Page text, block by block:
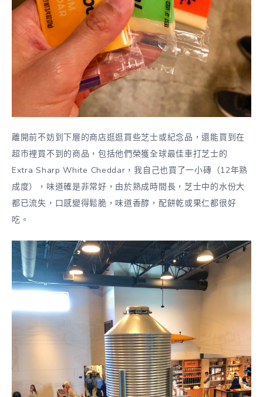
離開前不妨到下層的商店逛逛買些芝士或紀念品，還能買到在
超市裡買不到的商品，包括他們榮獲全球最佳車打芝士的
Extra Sharp White Cheddar，我自己也買了一小磚（12年熟
成度），味道確是非常好，由於熟成時間長，芝士中的水份大
都已流失，口感變得鬆脆，味道香醇，配餅乾或果仁都很好
吃。